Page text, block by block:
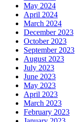
May 2024
April 2024
March 2024
December 2023
October 2023
September 2023
August 2023
July 2023
June 2023
May 2023
April 2023
March 2023
February 2023